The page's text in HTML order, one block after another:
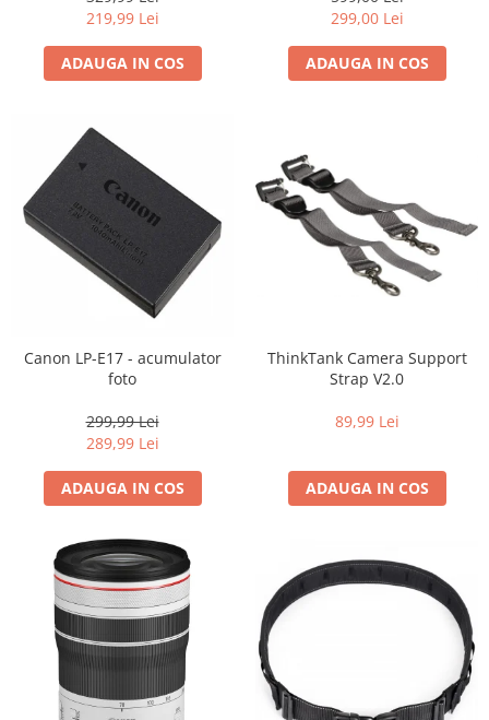
Carduri memorie, Cititoare
Carduri memorie
Cititoare carduri
Telecomenzi
LCD protectie
Recordere audio digitale
Acumulatori si baterii
Acumulatori Foto
incarcatoare
Huse protectie acumulatori foto
Tablete grafice
Alimentatoare 220V
Cabluri
Carcase de tip Cage, pentru
integrare in sisteme video
complexe
Curatare Senzor
219,99 Lei
ADAUGA IN COS
299,00 Lei
ADAUGA IN COS
Canon LP-E17 - acumulator
foto
299,99 Lei
289,99 Lei
ADAUGA IN COS
ThinkTank Camera Support
Strap V2.0
89,99 Lei
ADAUGA IN COS